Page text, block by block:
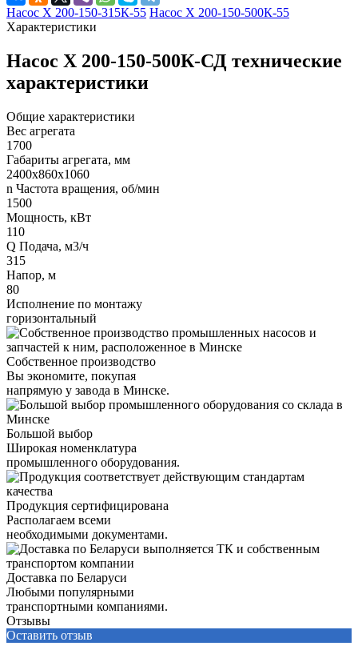
Насос Х 200-150-315К-55 Насос Х 200-150-500К-55
Характеристики
Насос Х 200-150-500К-СД технические
характеристики
Общие характеристики
Вес агрегата
1700
Габариты агрегата, мм
2400х860х1060
n Частота вращения, об/мин
1500
Мощность, кВт
110
Q Подача, м3/ч
315
Напор, м
80
Исполнение по монтажу
горизонтальный
Собственное производство
Вы экономите, покупая
напрямую у завода в Минске.
Большой выбор
Широкая номенклатура
промышленного оборудования.
Продукция сертифицирована
Располагаем всеми
необходимыми документами.
Доставка по Беларуси
Любыми популярными
транспортными компаниями.
Отзывы
Оставить отзыв